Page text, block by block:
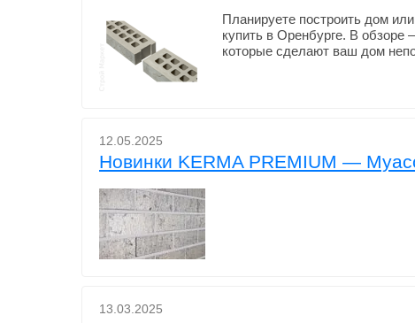
Планируете построить дом
купить в Оренбурге. В
которые сделают ваш дом
12.05.2025
Новинки KERMA PREMIUM —
13.03.2025